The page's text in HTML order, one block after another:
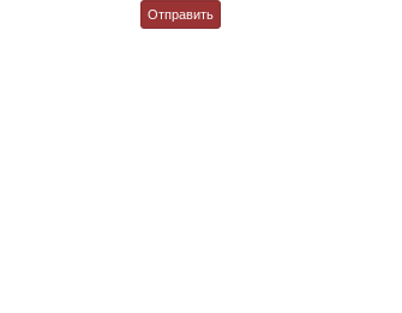
Отправить